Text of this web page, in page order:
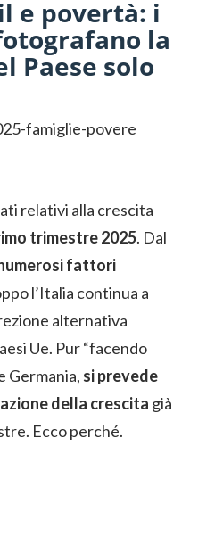
e povertà: i
la
Paese solo
relativi alla crescita
trimestre 2025. Dal
fattori
l’Italia continua a
alternativa
Ue. Pur “facendo
Germania, si prevede
della crescita già
Ecco perché.